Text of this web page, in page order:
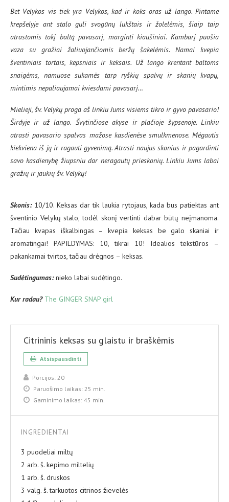
Bet Velykos vis tiek yra Velykos, kad ir koks oras už lango. Pintame
krepšelyje ant stalo guli svogūnų lukštais ir žolelėmis, šiaip taip
atrastomis tokį baltą pavasarį, marginti kiaušiniai. Kambarį puošia
vaza su gražiai žaliuojančiomis beržų šakelėmis. Namai kvepia
šventiniais tortais, kepsniais ir keksais. Už lango krentant baltoms
snaigėms, namuose sukamės tarp ryškių spalvų ir skanių kvapų,
mintimis nepaliaujamai kviesdami pavasarį…
Mielieji, šv. Velykų proga aš linkiu Jums visiems tikro ir gyvo pavasario!
Širdyje ir už lango. Švytinčiose akyse ir plačioje šypsenoje. Linkiu
atrasti pavasario spalvas mažose kasdienėse smulkmenose. Mėgautis
kiekviena iš jų ir ragauti gyvenimą. Atrasti naujus skonius ir pagardinti
savo kasdienybę žiupsniu dar neragautų prieskonių. Linkiu Jums labai
gražių ir jaukių šv. Velykų!
Skonis:10/10. Keksas dar tik laukia rytojaus, kada bus patiektas ant
šventinio Velykų stalo, todėl skonį vertinti dabar būtų neįmanoma.
Tačiau kvapas iškalbingas – kvepia keksas be galo skaniai ir
aromatingai! PAPILDYMAS: 10, tikrai 10! Idealios tekstūros –
pakankamai tvirtos, tačiau drėgnos – keksas.
Sudėtingumas:nieko labai sudėtingo.
Kur radau? The GINGER SNAP girl
Citrininis keksas su glaistu ir braškėmis
Atsispausdinti
Porcijos: 20
Paruošimo laikas: 25 min.
Gaminimo laikas: 45 min.
INGREDIENTAI
3 puodeliai miltų
2 arb. š. kepimo miltelių
1 arb. š. druskos
3 valg. š. tarkuotos citrinos žievelės